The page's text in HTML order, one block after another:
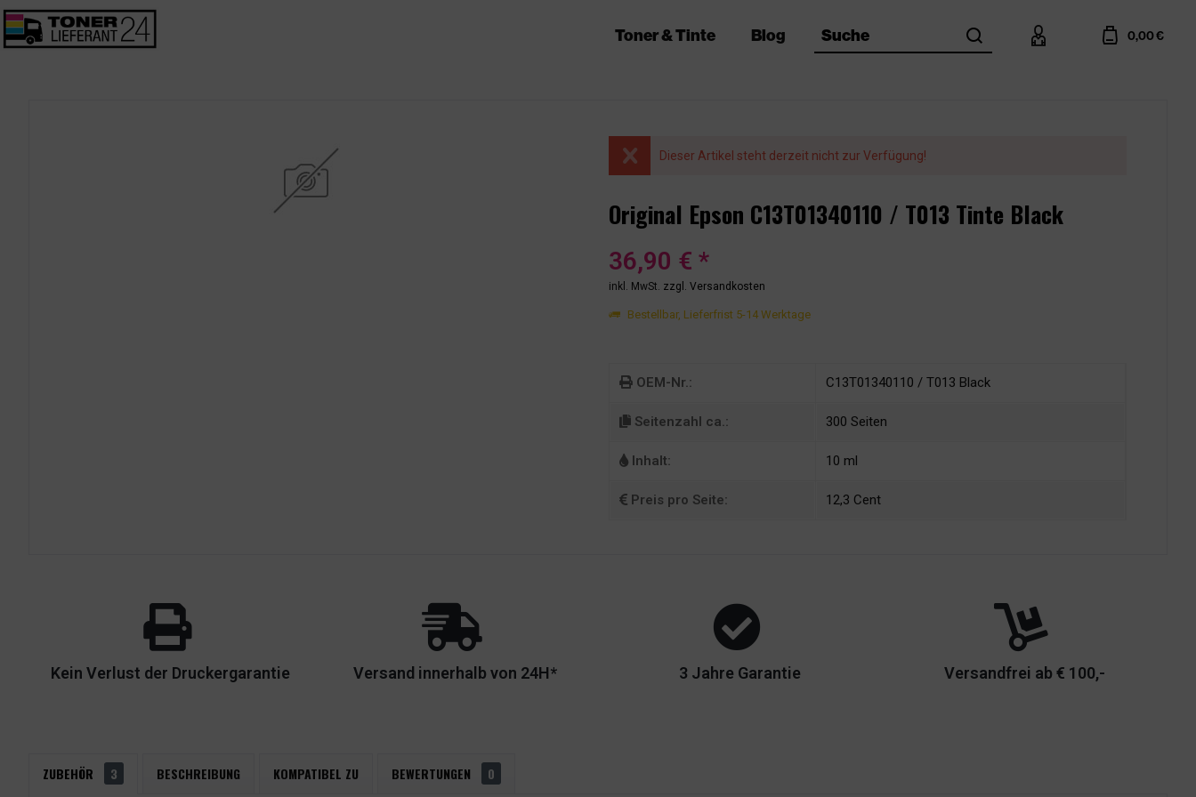
Toner & Tinte Blog Suche search account cart 0,00 €
Dieser Artikel steht derzeit nicht zur Verfügung!
Original Epson C13T01340110 / T013 Tinte Black
36,90 € *
inkl. MwSt. zzgl. Versandkosten
Bestellbar, Lieferfrist 5-14 Werktage
OEM-Nr.: C13T01340110 / T013 Black
Seitenzahl ca.: 300 Seiten
Inhalt: 10 ml
Preis pro Seite: 12,3 Cent
Kein Verlust der Druckergarantie Versand innerhalb von 24H* 3 Jahre Garantie Versandfrei ab € 100,-
ZUBEHÖR 3 BESCHREIBUNG KOMPATIBEL ZU BEWERTUNGEN 0